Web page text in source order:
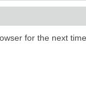
for the next